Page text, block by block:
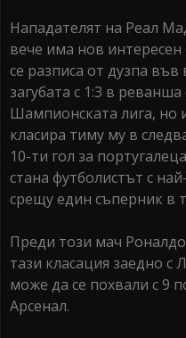
Нападателят на Реал
вече има нов
се разписа от дузпа
загубата с 1:3 в
Шампионската лига, но
класира тиму му в
10-ти гол за
стана футболистът с
срещу един съперник в
Преди този мач
тази класация заедно
може да се похвали с 9
Арсенал.